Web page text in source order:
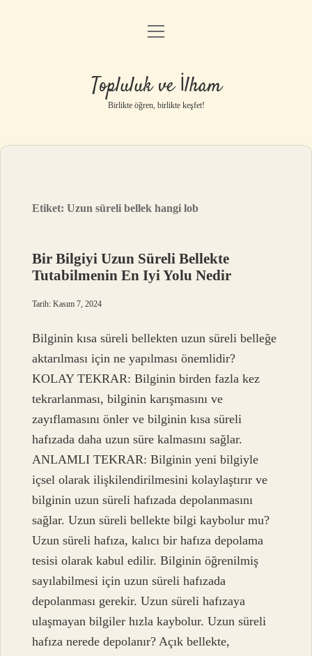
Anasayfa
Gizlilik Politikası
Yasal Uyarı
menüyü
Topluluk ve İlham
Birlikte öğren, birlikte keşfet!
Etiket:Uzun süreli bellek hangi lob
Bir Bilgiyi Uzun Süreli Bellekte
Tutabilmenin En Iyi Yolu Nedir
Tarih: Kasım 7, 2024
Bilginin kısa süreli bellekten uzun süreli belleğe
aktarılması için ne yapılması önemlidir?
KOLAY TEKRAR: Bilginin birden fazla kez
tekrarlanması, bilginin karışmasını ve
zayıflamasını önler ve bilginin kısa süreli
hafızada daha uzun süre kalmasını sağlar.
ANLAMLI TEKRAR: Bilginin yeni bilgiyle
içsel olarak ilişkilendirilmesini kolaylaştırır ve
bilginin uzun süreli hafızada depolanmasını
sağlar. Uzun süreli bellekte bilgi kaybolur mu?
Uzun süreli hafıza, kalıcı bir hafıza depolama
tesisi olarak kabul edilir. Bilginin öğrenilmiş
sayılabilmesi için uzun süreli hafızada
depolanması gerekir. Uzun süreli hafızaya
ulaşmayan bilgiler hızla kaybolur. Uzun süreli
hafıza nerede depolanır? Açık bellekte,